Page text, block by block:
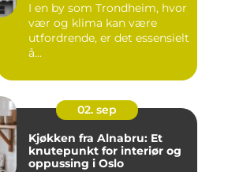
I en by som Trondheim, hvor
vær og klima kan være
utfordrende, er det essensielt
å...
02. sep
Kjøkken fra Alnabru: Et
knutepunkt for interiør og
oppussing i Oslo